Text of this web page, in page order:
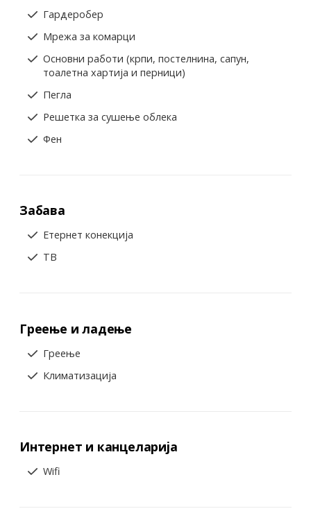
Гардеробер
Мрежа за комарци
Основни работи (крпи, постелнина, сапун,
тоалетна хартија и перници)
Пегла
Решетка за сушење облека
Фен
Забава
Етернет конекција
ТВ
Греење и ладење
Греење
Климатизација
Интернет и канцеларија
Wifi